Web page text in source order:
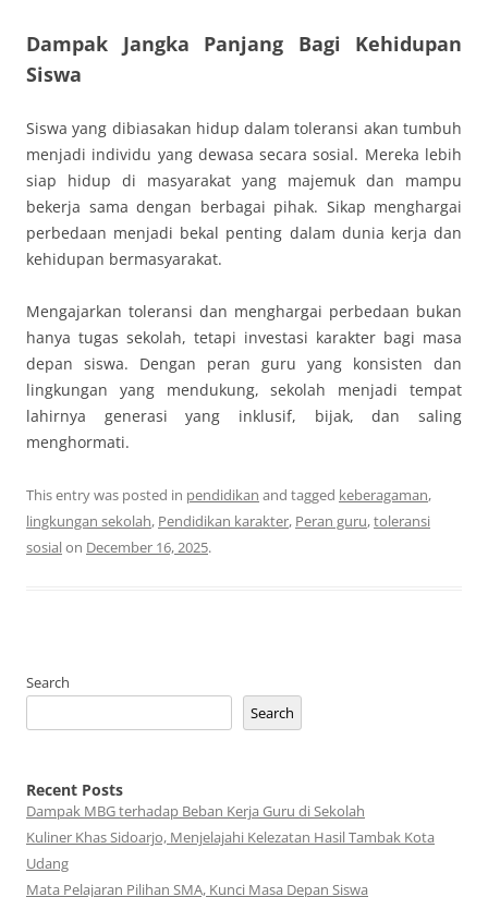
Dampak Jangka Panjang Bagi Kehidupan
Siswa
Siswa yang dibiasakan hidup dalam toleransi akan tumbuh
menjadi individu yang dewasa secara sosial. Mereka lebih
siap hidup di masyarakat yang majemuk dan mampu
bekerja sama dengan berbagai pihak. Sikap menghargai
perbedaan menjadi bekal penting dalam dunia kerja dan
kehidupan bermasyarakat.
Mengajarkan toleransi dan menghargai perbedaan bukan
hanya tugas sekolah, tetapi investasi karakter bagi masa
depan siswa. Dengan peran guru yang konsisten dan
lingkungan yang mendukung, sekolah menjadi tempat
lahirnya generasi yang inklusif, bijak, dan saling
menghormati.
This entry was posted in pendidikan and tagged keberagaman,
lingkungan sekolah, Pendidikan karakter, Peran guru,toleransi
sosialon December 16, 2025.
Search
Search
Recent Posts
Dampak MBG terhadap Beban Kerja Guru di Sekolah
Kuliner Khas Sidoarjo, Menjelajahi Kelezatan Hasil Tambak Kota
Udang
Mata Pelajaran Pilihan SMA, Kunci Masa Depan Siswa